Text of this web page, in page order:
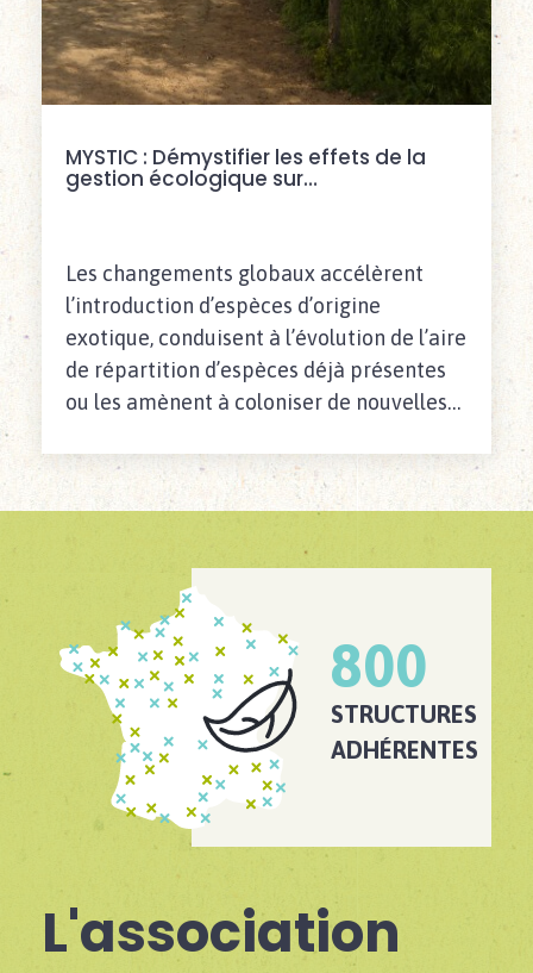
MYSTIC : Démystifier les effets de la
gestion écologique sur…
Les changements globaux accélèrent
l’introduction d’espèces d’origine
exotique, conduisent à l’évolution de l’aire
de répartition d’espèces déjà présentes
ou les amènent à coloniser de nouvelles…
800
STRUCTURES
ADHÉRENTES
L'association